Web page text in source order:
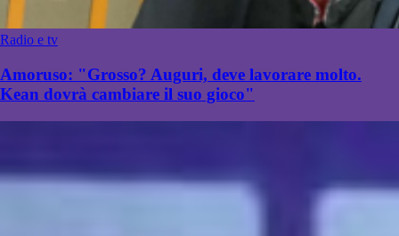
Radio e tv
Amoruso: "Grosso? Auguri, deve lavorare molto.
Kean dovrà cambiare il suo gioco"